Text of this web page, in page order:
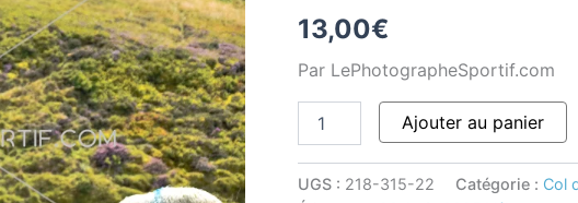
13,00€
Par LePhotographeSportif.com
Ajouter au panier
UGS : 218-315-22 Catégorie : Col